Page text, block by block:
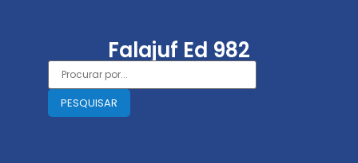
Falajuf Ed 982